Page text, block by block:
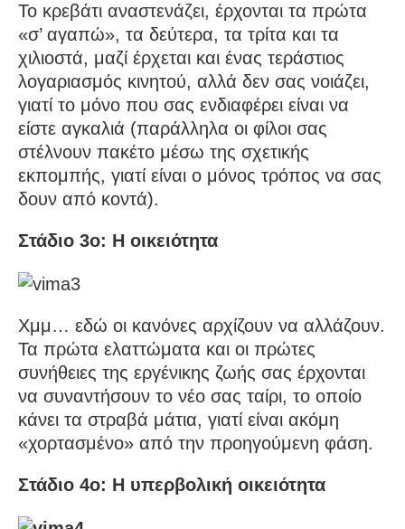
Το κρεβάτι αναστενάζει, έρχονται τα πρώτα
«σ’ αγαπώ», τα δεύτερα, τα τρίτα και τα
χιλιοστά, μαζί έρχεται και ένας τεράστιος
λογαριασμός κινητού, αλλά δεν σας νοιάζει,
γιατί το μόνο που σας ενδιαφέρει είναι να
είστε αγκαλιά (παράλληλα οι φίλοι σας
στέλνουν πακέτο μέσω της σχετικής
εκπομπής, γιατί είναι ο μόνος τρόπος να σας
δουν από κοντά).
Στάδιο 3ο: Η οικειότητα
Χμμ… εδώ οι κανόνες αρχίζουν να αλλάζουν.
Τα πρώτα ελαττώματα και οι πρώτες
συνήθειες της εργένικης ζωής σας έρχονται
να συναντήσουν το νέο σας ταίρι, το οποίο
κάνει τα στραβά μάτια, γιατί είναι ακόμη
«χορτασμένο» από την προηγούμενη φάση.
Στάδιο 4ο: Η υπερβολική οικειότητα